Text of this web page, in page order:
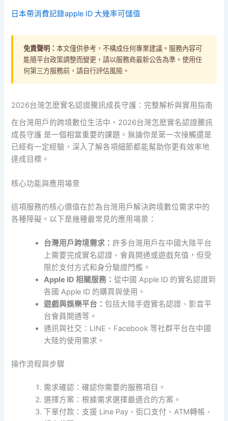
日本帶消費記錄apple ID 大幾率可儲值
免責聲明：本文僅供參考，不構成任何專業建議。服務內容可
能隨平台政策調整而變更，請以服務商最新公告為準。使用任
何第三方服務前，請自行評估風險。
2026台灣怎麽實名認證騰訊成長守護：完整解析與實用指南
在台灣用戶的跨境數位生活中，2026台灣怎麽實名認證騰訊
成長守護 是一個相當重要的課題。無論你是第一次接觸還是
已經有一定經驗，深入了解各項細節都能幫助你更有效率地
達成目標。
核心功能與應用場景
這項服務的核心價值在於為台灣用戶解決跨境數位需求中的
各種障礙。以下是幾種最常見的應用場景：
台灣用戶跨境需求：許多台灣用戶在中國大陸平台
上需要完成實名認證、會員開通或遊戲充值，但受
限於支付方式和身分驗證門檻。
Apple ID 相關服務：從中國 Apple ID 的實名認證到
各國 Apple ID 的購買與使用。
遊戲與娛樂平台：包括大陸手遊實名認證、影音平
台會員開通等。
通訊與社交：LINE、Facebook 等社群平台在中國
大陸的使用需求。
操作流程與步驟
需求確認：確認你需要的服務項目。
選擇方案：根據需求選擇最適合的方案。
下單付款：支援 Line Pay、街口支付、ATM轉帳、